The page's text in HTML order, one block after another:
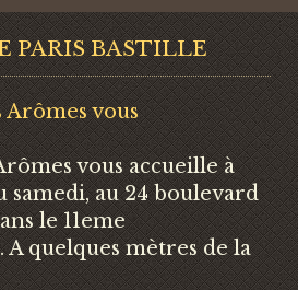
PARIS BASTILLE
vous accueille à
samedi, au 24 boulevard
le 11eme
quelques mètres de la